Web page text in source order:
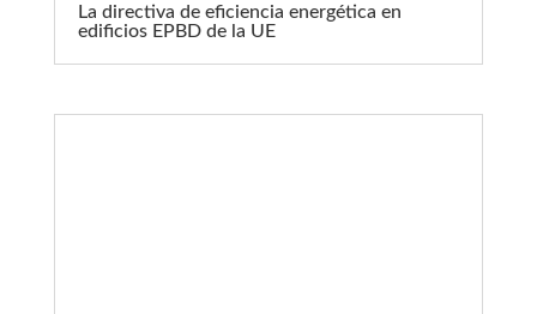
La directiva de eficiencia energética en
edificios EPBD de la UE